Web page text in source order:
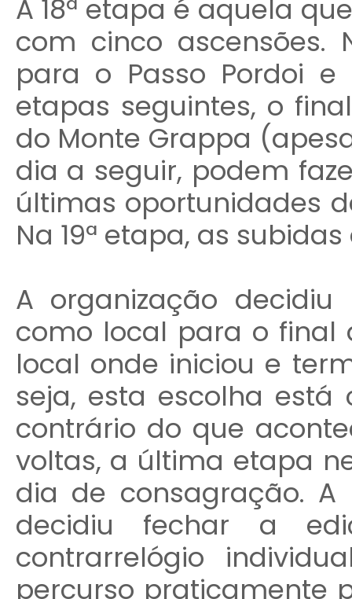
A 18ª etapa é aquela
com cinco ascensões.
para o Passo Pordoi
etapas seguintes, o
do Monte Grappa
dia a seguir, podem
últimas oportunidades
Na 19ª etapa, as
A organização decidiu
como local para o final
local onde iniciou e
seja, esta escolha
contrário do que
voltas, a última etapa
dia de consagração. A
decidiu fechar a
contrarrelógio
percurso praticamente